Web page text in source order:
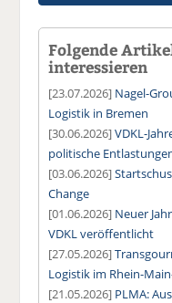
Folgende
interessieren
[23.07.2026] Nagel-
Logistik in Bremen
[30.06.2026]VDKL-
politische
[03.06.2026]
Change
[01.06.2026] Neuer
VDKL veröffentlicht
[27.05.2026]
Logistik im Rhein-
[21.05.2026] PLMA: